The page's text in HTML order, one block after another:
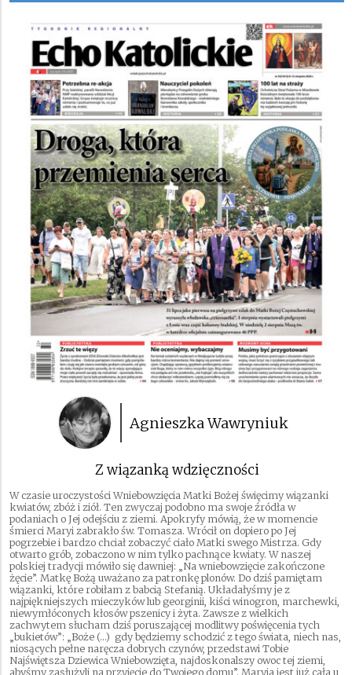
Agnieszka Wawryniuk
Z wiązanką wdzięczności
W czasie uroczystości Wniebowzięcia Matki Bożej święcimy wiązanki
kwiatów, zbóż i ziół. Ten zwyczaj podobno ma swoje źródła w
podaniach o Jej odejściu z ziemi. Apokryfy mówią, że w momencie
śmierci Maryi zabrakło św. Tomasza. Wrócił on dopiero po Jej
pogrzebie i bardzo chciał zobaczyć ciało Matki swego Mistrza. Gdy
otwarto grób, zobaczono w nim tylko pachnące kwiaty. W naszej
polskiej tradycji mówiło się dawniej: „Na wniebowzięcie zakończone
żęcie”. Matkę Bożą uważano za patronkę plonów. Do dziś pamiętam
wiązanki, które robiłam z babcią Stefanią. Układałyśmy je z
najpiękniejszych mieczyków lub georginii, kiści winogron, marchewki,
niewymłóconych kłosów pszenicy i żyta. Zawsze z wielkich
zachwytem słucham dziś poruszającej modlitwy poświęcenia tych
„bukietów”: „Boże (…) gdy będziemy schodzić z tego świata, niech nas,
niosących pełne naręcza dobrych czynów, przedstawi Tobie
Najświętsza Dziewica Wniebowzięta, najdoskonalszy owoc tej ziemi,
abyśmy zasłużyli na przyjęcie do Twojego domu”. Maryja jest już cała u